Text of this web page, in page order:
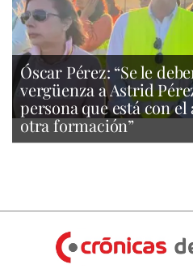
Óscar Pérez: “Se le
vergüenza a Astrid
persona que está con
otra formación”